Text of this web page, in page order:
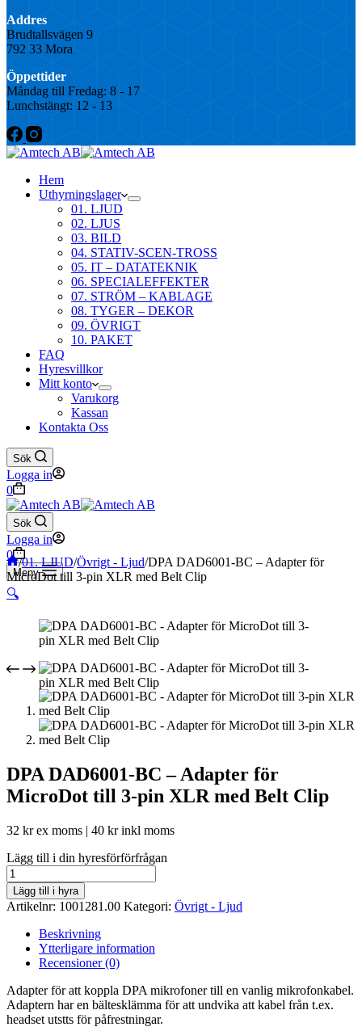
Addres
Brudtallsvägen 9
792 33 Mora
Öppettider
Måndag till Fredag: 8 - 17
Lunchstängt: 12 - 13
Hem
Uthyrningslager
01. LJUD
02. LJUS
03. BILD
04. STATIV-SCEN-TROSS
05. IT – DATATEKNIK
06. SPECIALEFFEKTER
07. STRÖM – KABLAGE
08. TYGER – DEKOR
09. ÖVRIGT
10. PAKET
FAQ
Hyresvillkor
Mitt konto
Varukorg
Kassan
Kontakta Oss
Sök
Logga in
Varukorg
0
Sök
Logga in
Varukorg
0
Meny
Hem
/01. LJUD/Övrigt - Ljud/DPA DAD6001-BC – Adapter för
MicroDot till 3-pin XLR med Belt Clip
🔍
DPA DAD6001-BC – Adapter för
MicroDot till 3-pin XLR med Belt Clip
32 krex moms | 40 krinkl moms
Lägg till i din hyresförförfrågan
DPA
DAD6001-
BC
-
Adapter
MicroDot
3-
pin
XLR
Lägg till i hyra
Artikelnr: 1001281.00 Kategori: Övrigt - Ljud
Beskrivning
Ytterligare information
Recensioner (0)
Adapter för att koppla DPA mikrofoner till en vanlig mikrofonkabel.
Adaptern har en bältesklämma för att undvika att kabel från t.ex.
headset utstts för påfrestningar.